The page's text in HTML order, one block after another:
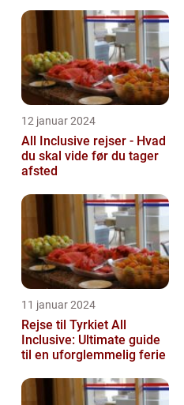
12 januar 2024
All Inclusive rejser - Hvad
du skal vide før du tager
afsted
11 januar 2024
Rejse til Tyrkiet All
Inclusive: Ultimate guide
til en uforglemmelig ferie